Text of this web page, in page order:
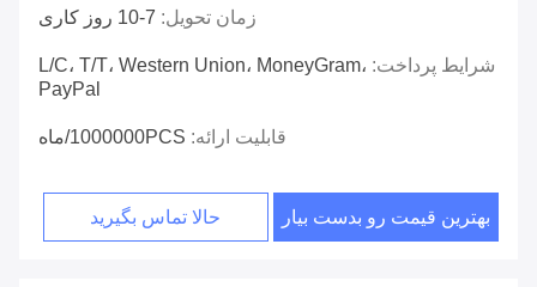
زمان تحویل: 7-10 روز کاری
شرایط پرداخت: L/C، T/T، Western Union، MoneyGram،
PayPal
قابلیت ارائه: 1000000PCS/ماه
بهترین قیمت رو بدست بیار حالا تماس بگیرید